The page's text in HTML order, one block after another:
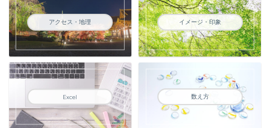
アクセス・地理 イメージ・印象
Excel 数え方